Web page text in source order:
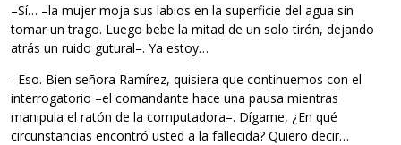
–Sí… –la mujer moja sus labios en la superficie del agua sin
tomar un trago. Luego bebe la mitad de un solo tirón, dejando
atrás un ruido gutural–. Ya estoy…
–Eso. Bien señora Ramírez, quisiera que continuemos con el
interrogatorio –el comandante hace una pausa mientras
manipula el ratón de la computadora–. Dígame, ¿En qué
circunstancias encontró usted a la fallecida? Quiero decir…